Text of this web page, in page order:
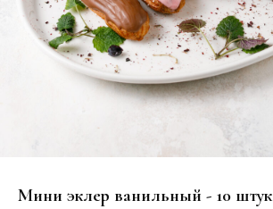
Мини эклер ванильный - 10 штук